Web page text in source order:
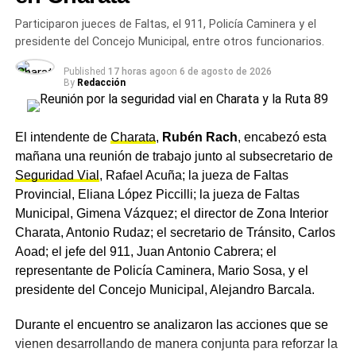
El entorno de CFK sostiene que los datos del celular —si
hubieran podido recuperarse— habrían permitido rastrear
la red de contactos de Sabag Montiel en los días previos
al ataque. La imposibilidad de hacer esa pericia es leída
como una falla no solo técnica sino política: para el
deliberada de cerrar la investigación antes de que llegara
a los autores intelectuales.
El tribunal que juzgó a los autores materiales coincidió
parcialmente con esa lectura: en sus fundamentos señaló
que durante la instrucción no se investigó el atentado
como un hecho de violencia política, y que Capuchetti
nunca le dio entidad a esa dimensión del caso. La jueza,
por su parte, mantiene la causa residual abierta y en
de la connivencia policial.
marco de la articulación que se da entre el Poder
Ejecutivo y el órgano de justicia, tanto municipal como
centrales del encuentro, que buscó ordenar los próximos
pasos en materia de controles, capacitaciones y
prevención vial.
Quiénes participaron del
encuentro
De la reunión participaron el intendente de Charata,
Rubén Rach; la jueza de Faltas Provincial, Eliana López
Piccilli; la jueza de Faltas Municipal, Gimena Vázquez; el
director de Zona Interior Charata, Antonio Rudaz; el
secretario de Tránsito, Carlos Aoad; el jefe del 911, Juan
Mario Sosa, y el presidente del Concejo Municipal,
Alejandro Barcala.
Participaron jueces de Faltas, el 911, Policía Caminera y el
presidente del Concejo Municipal, entre otros funcionarios.
Published 17 horas agoon 6 de agosto de 2026
By Redacción
El intendente de Charata, Rubén Rach, encabezó esta
mañana una reunión de trabajo junto al subsecretario de
Seguridad Vial , Rafael Acuña; la jueza de Faltas
Provincial, Eliana López Piccilli; la jueza de Faltas
Municipal, Gimena Vázquez; el director de Zona Interior
Charata, Antonio Rudaz; el secretario de Tránsito, Carlos
Aoad; el jefe del 911, Juan Antonio Cabrera; el
representante de Policía Caminera, Mario Sosa, y el
presidente del Concejo Municipal, Alejandro Barcala.
Durante el encuentro se analizaron las acciones que se
vienen desarrollando de manera conjunta para reforzar la